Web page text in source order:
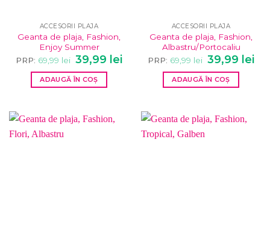
ACCESORII PLAJA
Geanta de plaja, Fashion,
Enjoy Summer
PRP: 69,99 lei Prețul
inițial
a
fost:
69,99 lei.
39,99 leiPrețul
curent
ADAUGĂ ÎN COȘ
ACCESORII PLAJA
Geanta de plaja, Fashion,
Albastru/Portocaliu
PRP: 69,99 lei Prețul
inițial
a
fost:
69,99 lei.
39,99 lei
ADAUGĂ ÎN COȘ